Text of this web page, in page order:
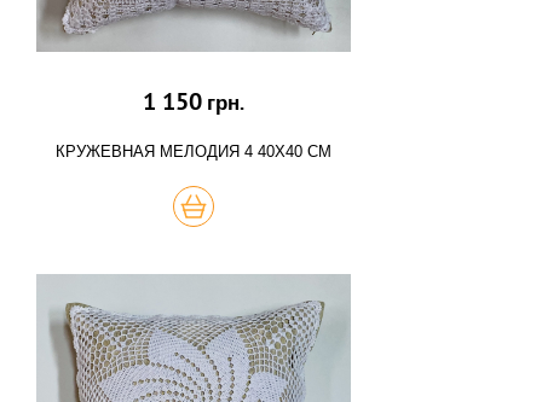
1 150 грн.
КРУЖЕВНАЯ МЕЛОДИЯ 4 40Х40 СМ
КУПИТЬ